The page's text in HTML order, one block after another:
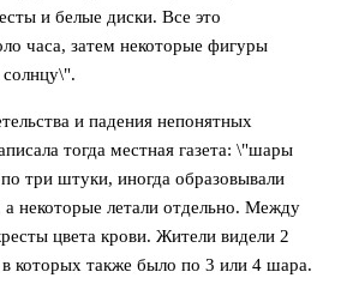
и белые диски. Все это
часа, затем некоторые фигуры
и падения непонятных
тогда местная газета: \"шары
три штуки, иногда образовывали
а некоторые летали отдельно. Между
цвета крови. Жители видели 2
которых также было по 3 или 4 шара.